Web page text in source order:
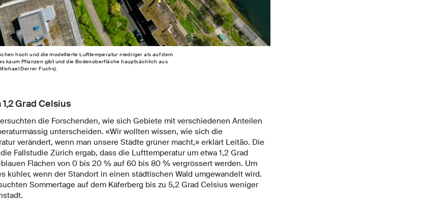
hoch und die modellierte Lufttemperatur niedriger als auf dem
kaum Pflanzen gibt und die Bodenoberfläche hauptsächlich aus
Derrer Fuchs).
Grad Celsius
die Forschenden, wie sich Gebiete mit verschiedenen Anteilen
unterscheiden. «Wir wollten wissen, wie sich die
verändert, wenn man unsere Städte grüner macht,» erklärt Leitão. Die
Fallstudie Zürich ergab, dass die Lufttemperatur um etwa 1,2 Grad
Flächen von 0 bis 20 % auf 60 bis 80 % vergrössert werden. Um
kühler, wenn der Standort in einen städtischen Wald umgewandelt wird.
Sommertage auf dem Käferberg bis zu 5,2 Grad Celsius weniger